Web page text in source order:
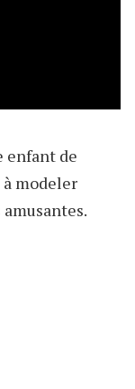
enfant de
modeler